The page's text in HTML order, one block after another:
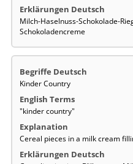
Milch-Haselnuss-Schokolade-
Schokoladencreme
Kinder Country
"kinder country"
Cereal pieces in a milk cream